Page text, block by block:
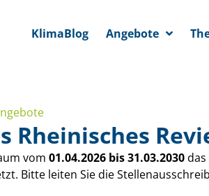
KlimaBlog Angebote
Rheinisches
vom 01.04.2026 bis 31.03.2030
Bitte leiten Sie die